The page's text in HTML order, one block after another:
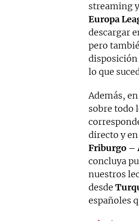
streaming
Europa
descargar
pero
disposición
lo que
Además, en
sobre todo
directo y
Friburgo –
concluya
nuestros
desde
españoles